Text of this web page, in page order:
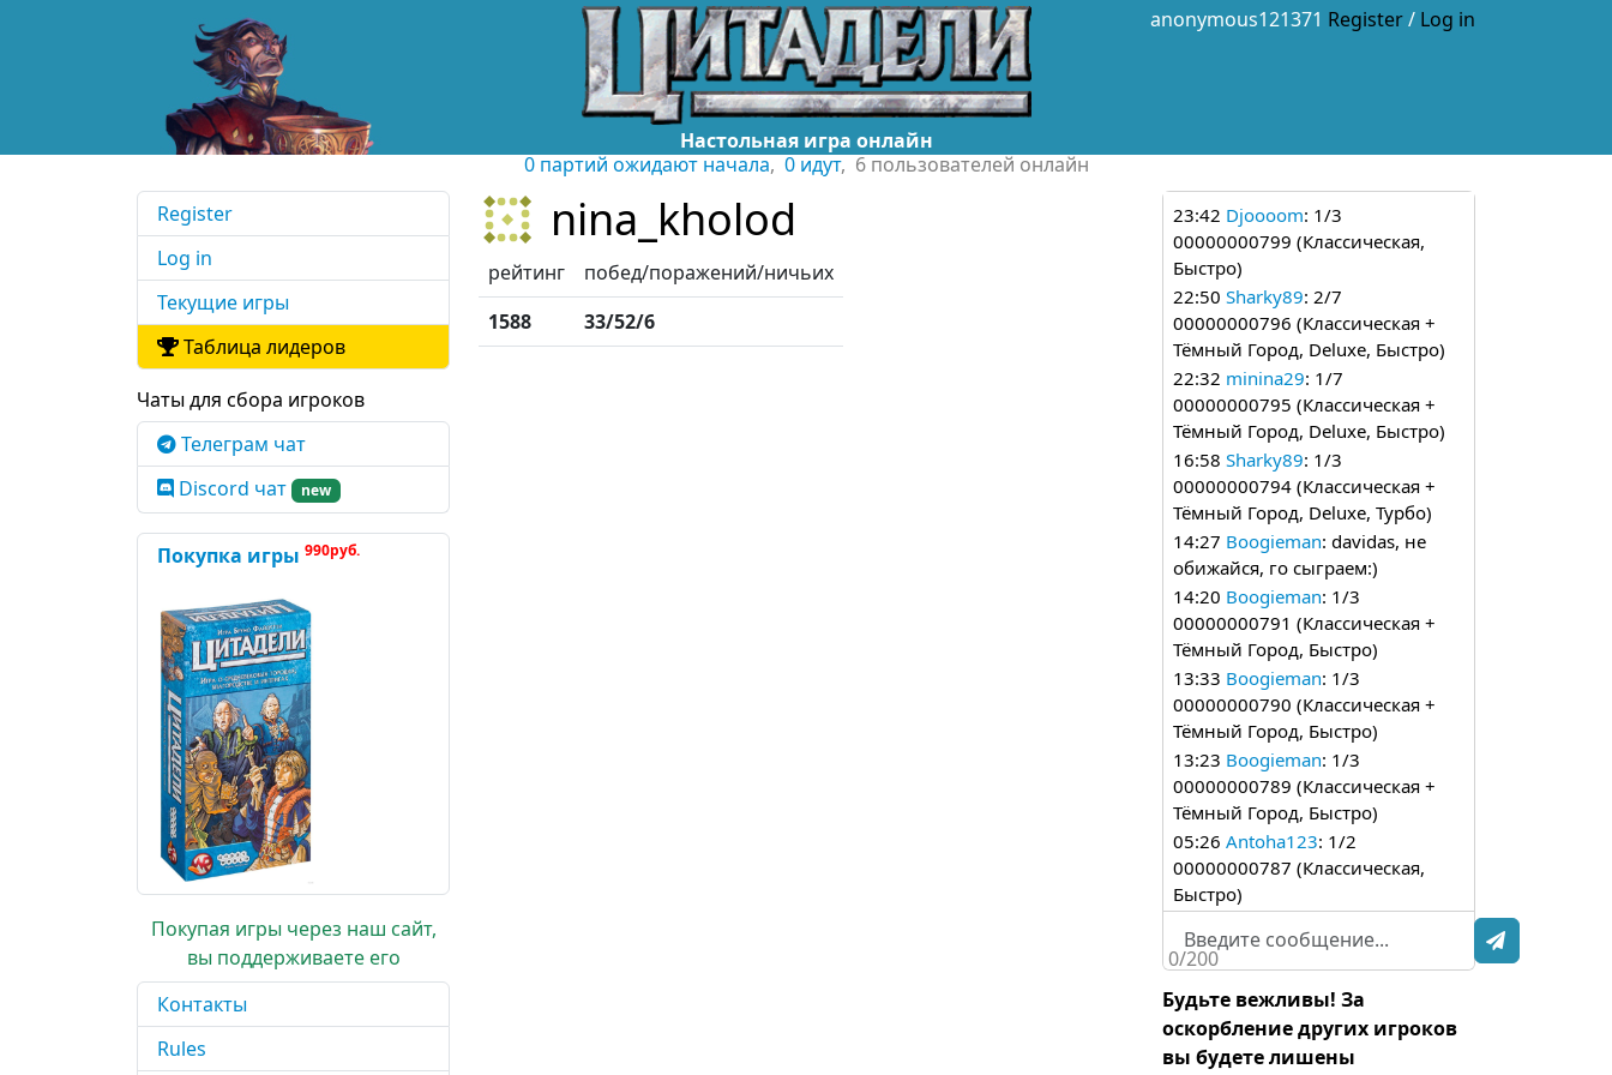
anonymous121371 Register/ Log in
0 партий ожидают начала, 0 идут, 6 пользователей онлайн
Настольная игра онлайн
nina_kholod
рейтинг
побед/поражений/ничьих
1588
33/52/6
23:42 Djoooom: 1/3
00000000799 (Классическая,
Быстро)
22:50 Sharky89: 2/7
00000000796 (Классическая +
Тёмный Город, Deluxe, Быстро)
22:32 minina29: 1/7
00000000795 (Классическая +
Тёмный Город, Deluxe, Быстро)
16:58 Sharky89: 1/3
00000000794 (Классическая +
Тёмный Город, Deluxe, Турбо)
14:27 Boogieman: davidas, не
обижайся, го сыграем:)
14:20 Boogieman: 1/3
00000000791 (Классическая +
Тёмный Город, Быстро)
13:33 Boogieman: 1/3
00000000790 (Классическая +
Тёмный Город, Быстро)
13:23 Boogieman: 1/3
00000000789 (Классическая +
Тёмный Город, Быстро)
05:26 Antoha123: 1/2
00000000787 (Классическая,
Быстро)
00000000786 (Классическая +
Тёмный Город, Быстро)
23:49Rastiniak09: Вы будете
ещё?
23:44Rastiniak09: 1/3
0/200
Будьте вежливы! За
оскорбление других игроков
вы будете лишены
Register
Log in
Текущие игры
Таблица лидеров
Чаты для сбора игроков
Телеграм чат
Discord чат
new
Покупка игры 990руб.
Покупая игры через наш сайт,
вы поддерживаете его
Контакты
Rules